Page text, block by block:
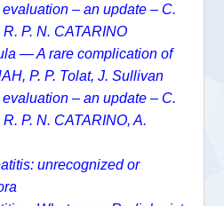
– an update – C.
P. N. CATARINO
— A rare complication of
P. P. Tolat, J. Sullivan
– an update – C.
P. N. CATARINO, A.
unrecognized or